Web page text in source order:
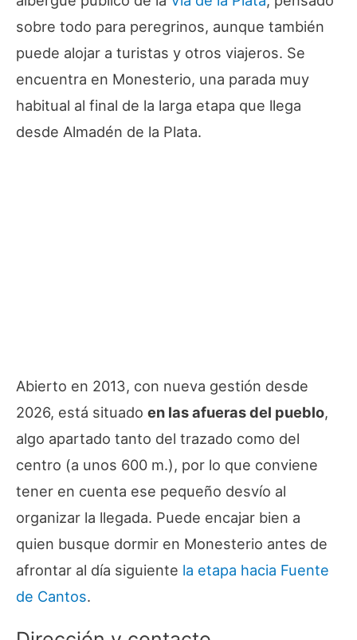
sobre todo para peregrinos, aunque también
puede alojar a turistas y otros viajeros. Se
encuentra en Monesterio, una parada muy
habitual al final de la larga etapa que llega
desde Almadén de la Plata.
Abierto en 2013, con nueva gestión desde
2026, está situado en las afueras del pueblo,
algo apartado tanto del trazado como del
centro (a unos 600 m.), por lo que conviene
tener en cuenta ese pequeño desvío al
organizar la llegada. Puede encajar bien a
quien busque dormir en Monesterio antes de
afrontar al día siguiente la etapa hacia Fuente
de Cantos.